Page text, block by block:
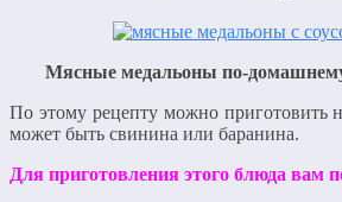
Мясные медальоны по-домашнему
По этому рецепту можно приготовить
может быть свинина или баранина.
Для приготовления этого блюда вам